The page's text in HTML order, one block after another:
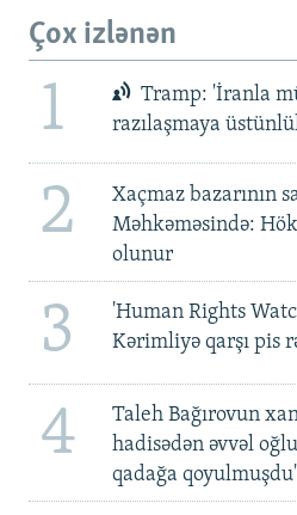
Çox izlənən
1
Tramp: 'İranla
razılaşmaya
2
Xaçmaz bazarının
Məhkəməsində:
olunur
3
'Human Rights
Kərimliyə qarşı pis
4
Taleh Bağırovun
hadisədən əvvəl
qadağa qoyulmuşdu'